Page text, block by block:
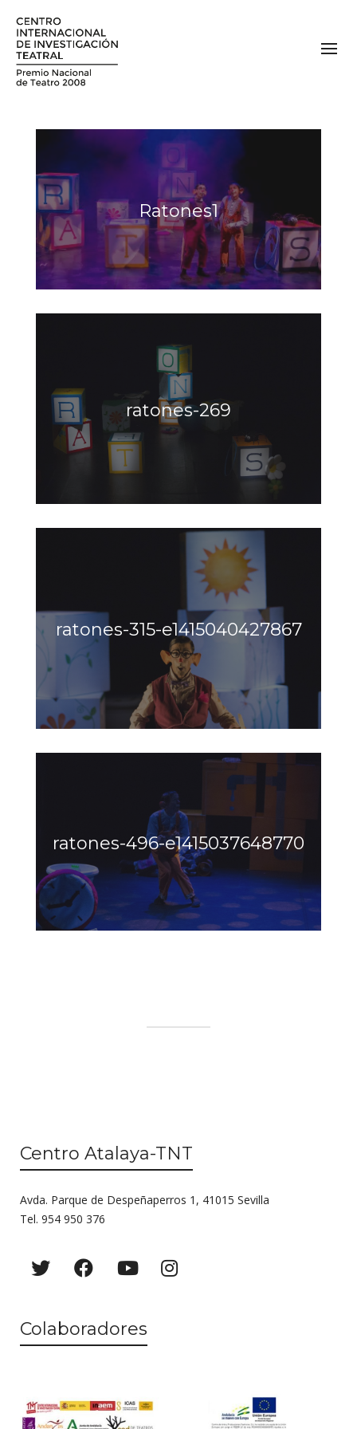
Ratones1
ratones-269
ratones-315-e1415040427867
ratones-496-e1415037648770
Centro Atalaya-TNT
Avda. Parque de Despeñaperros 1, 41015 Sevilla
Tel. 954 950 376
Colaboradores